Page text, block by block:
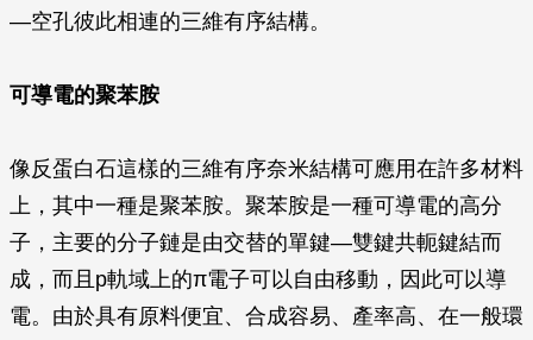
—空孔彼此相連的三維有序結構。
可導電的聚苯胺
像反蛋白石這樣的三維有序奈米結構可應用在許多材料
上，其中一種是聚苯胺。聚苯胺是一種可導電的高分
子，主要的分子鏈是由交替的單鍵—雙鍵共軛鍵結而
成，而且p軌域上的π電子可以自由移動，因此可以導
電。由於具有原料便宜、合成容易、產率高、在一般環